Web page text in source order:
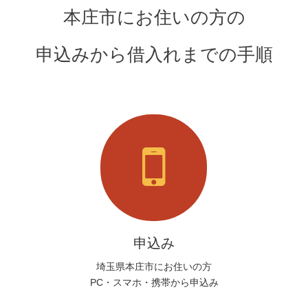
本庄市にお住いの方の
申込みから借入れまでの手順
申込み
埼玉県本庄市にお住いの方
PC・スマホ・携帯から申込み